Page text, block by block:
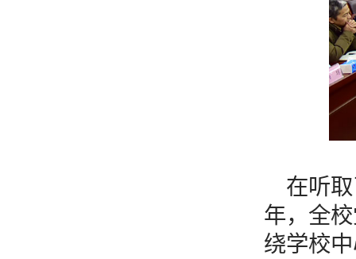
在听
年，全
绕学校